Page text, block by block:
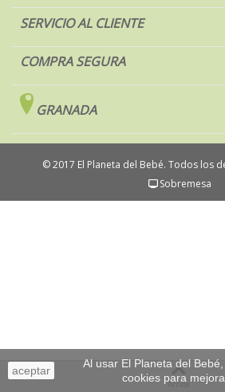
SERVICIO AL CLIENTE
COMPRA SEGURA
GRANADA
aceptar
Al usar El Planeta del
cookies para
© 2017 El Planeta del Bebé. Todos los
Sobremesa
Arriba